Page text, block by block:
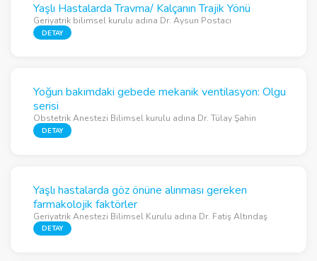
Yaşlı Hastalarda Travma/ Kalçanın Trajik Yönü
Geriyatrik bilimsel kurulu adına Dr. Aysun Postacı
DETAY
Yoğun bakımdaki gebede mekanik ventilasyon: Olgu
serisi
Obstetrik Anestezi Bilimsel kurulu adına Dr. Tülay Şahin
DETAY
Yaşlı hastalarda göz önüne alınması gereken
farmakolojik faktörler
Geriyatrik Anestezi Bilimsel Kurulu adına Dr. Fatiş Altındaş
DETAY